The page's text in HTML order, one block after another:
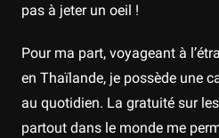
pas à jeter un oeil !
Pour ma part, voyageant à
en Thaïlande, je possède une
au quotidien. La gratuité sur
partout dans le monde me